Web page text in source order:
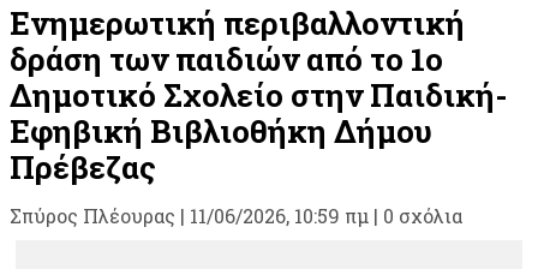
Ενημερωτική περιβαλλοντική
δράση των παιδιών από το 1ο
Δημοτικό Σχολείο στην Παιδική-
Εφηβική Βιβλιοθήκη Δήμου
Πρέβεζας
Σπύρος Πλέουρας | 11/06/2026, 10:59 πμ | 0 σχόλια